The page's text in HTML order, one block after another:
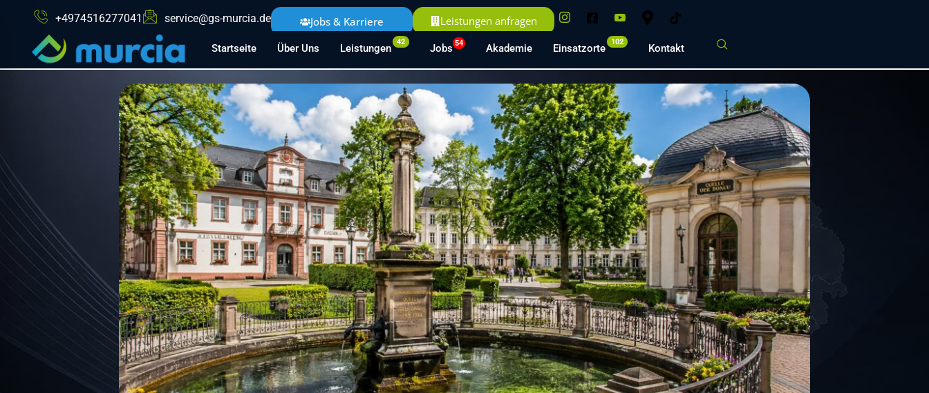
+4974516277041 service@gs-murcia.de Jobs & Karriere Leistungen anfragen
Startseite Über Uns Leistungen
42
Jobs 54 Akademie Einsatzorte
102
Kontakt